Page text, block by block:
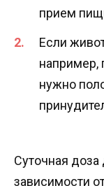
прием
Если
например,
нужно
Суточная
зависимости